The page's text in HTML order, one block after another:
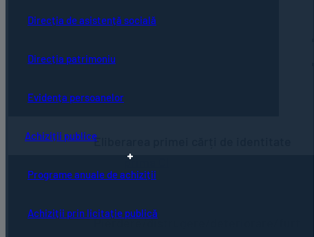
Direcția de asistență socială
Direcția patrimoniu
Evidența persoanelor
Achiziții publice
Programe anuale de achiziții
Achiziții prin licitație publică
Eliberarea primei cărți de identitate
prima CI
Pierdere/distrugere/deteriorare/furt